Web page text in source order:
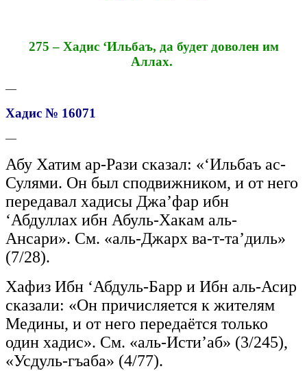
275 – Хадис ‘Ильбаъ, да будет доволен им
Аллах.
—
Хадис № 16071
—
Абу Хатим ар-Рази сказал: «‘Ильбаъ ас-
Сулями. Он был сподвижником, и от него
передавал хадисы Джа’фар ибн
‘Абдуллах ибн Абуль-Хакам аль-
Ансари». См. «аль-Джарх ва-т-та’диль»
(7/28).
Хафиз Ибн ‘Абдуль-Барр и Ибн аль-Асир
сказали: «Он причисляется к жителям
Медины, и от него передаётся только
один хадис». См. «аль-Исти’аб» (3/245),
«Усдуль-гъаба» (4/77).